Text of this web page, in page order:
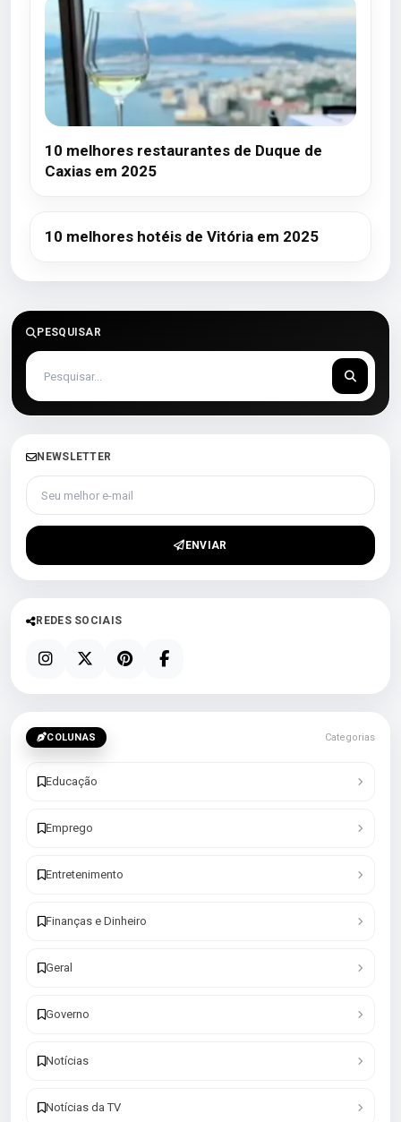
10 melhores restaurantes de Duque de
Caxias em 2025
10 melhores hotéis de Vitória em 2025
PESQUISAR
NEWSLETTER
Seu melhor e-mail
ENVIAR
REDES SOCIAIS
COLUNAS Categorias
Educação
Emprego
Entretenimento
Finanças e Dinheiro
Geral
Governo
Notícias
Notícias da TV